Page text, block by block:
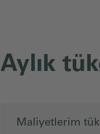
Aylık
Maliyetlerim